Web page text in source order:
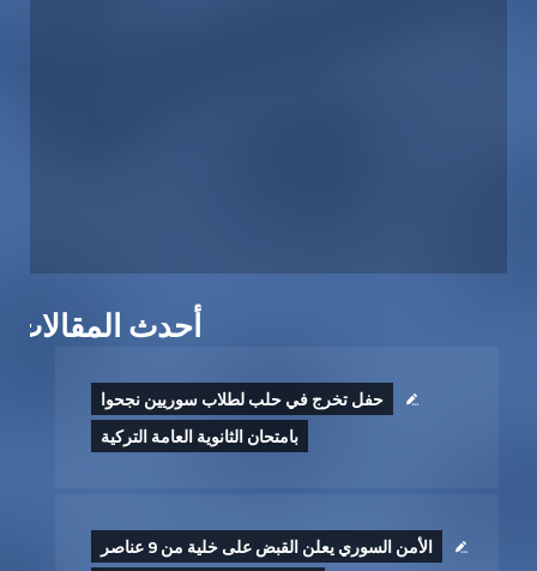
أحدث المقالات
حفل تخرج في حلب لطلاب سوريين نجحوا
بامتحان الثانوية العامة التركية
الأمن السوري يعلن القبض على خلية من 9 عناصر